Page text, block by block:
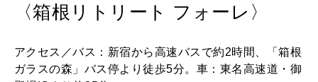
〈箱根リトリート フォーレ〉
アクセス／バス：新宿から高速バスで約2時間、「箱根
ガラスの森」バス停より徒歩5分。車：東名高速道・御